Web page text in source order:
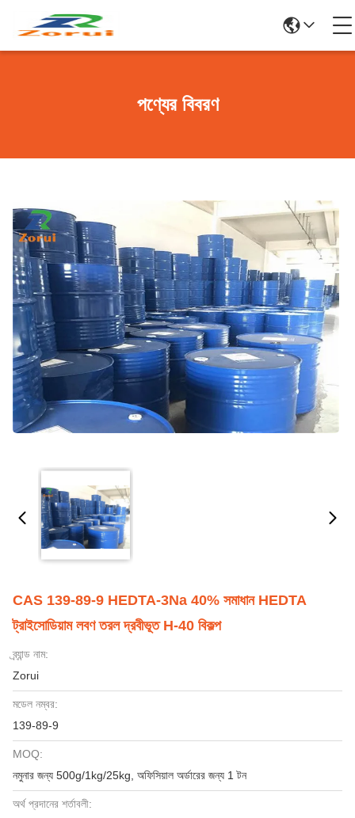
পণ্যের বিবরণ
CAS 139-89-9 HEDTA-3Na 40% সমাধান HEDTA
ট্রাইসোডিয়াম লবণ তরল দ্রবীভূত H-40 বিকল্প
ব্র্যান্ড নাম:
Zorui
মডেল নম্বর:
139-89-9
MOQ:
নমুনার জন্য 500g/1kg/25kg, অফিসিয়াল অর্ডারের জন্য 1 টন
অর্থ প্রদানের শর্তাবলী: